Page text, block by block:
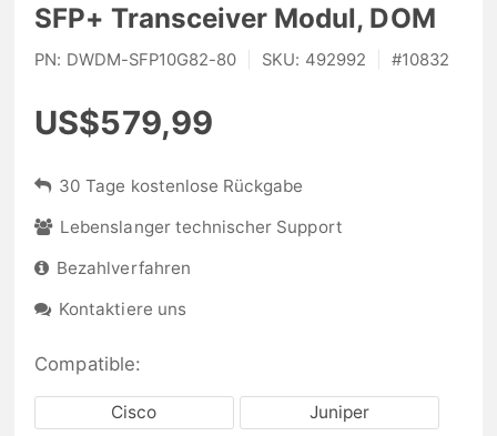
SFP+ Transceiver Modul, DOM
PN: DWDM-SFP10G82-80 SKU: 492992 #10832
US$579,99
30 Tage kostenlose Rückgabe
Lebenslanger technischer Support
Bezahlverfahren
Kontaktiere uns
Compatible:
Cisco Juniper